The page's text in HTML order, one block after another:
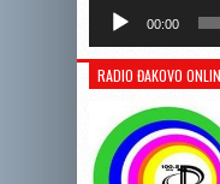
00:00
RADIO ĐAKOVO